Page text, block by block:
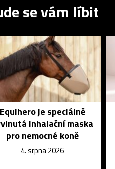
se vám líbit
Equihero je speciálně
inhalační maska
pro nemocné koně
4. srpna 2026